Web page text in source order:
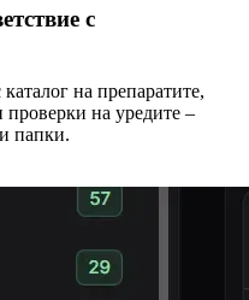
с
на препаратите,
проверки на уредите –
папки.